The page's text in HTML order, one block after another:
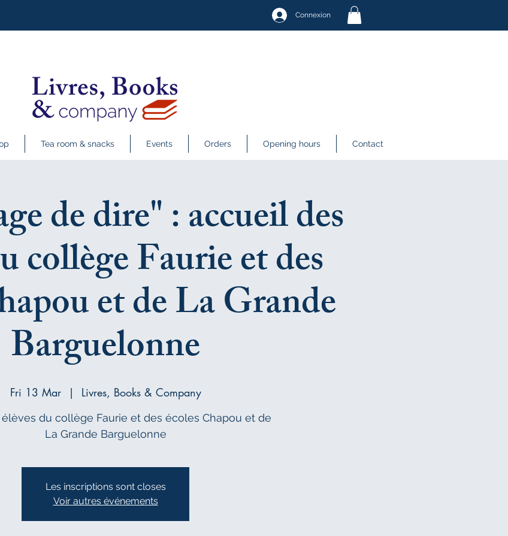
Connexion
Tea room & snacks Events Orders Opening hours Contact
de dire" : accueil des
collège Faurie et des
et de La Grande
Barguelonne
Fri 13 Mar
  |
Livres, Books & Company
du collège Faurie et des écoles Chapou et de
La Grande Barguelonne
Les inscriptions sont closes
Voir autres événements